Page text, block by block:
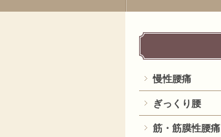
慢性腰痛
ぎっくり腰
筋・筋膜性腰痛